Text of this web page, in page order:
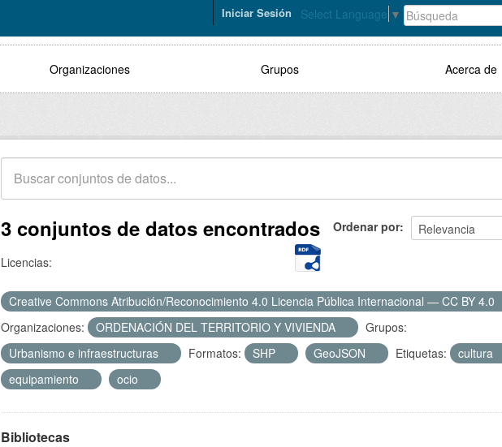
Select Language ▼
Iniciar Sesión
Organizaciones Grupos Acerca de
Ordenar por
3 conjuntos de datos encontrados
Licencias:
Creative Commons Atribución/Reconocimiento 4.0 Licencia Pública Internacional — CC BY 4.0
Organizaciones:
ORDENACIÓN DEL TERRITORIO Y VIVIENDA
Grupos:
Urbanismo e infraestructuras
Formatos: SHP GeoJSON Etiquetas:
cultura
equipamiento
ocio
Bibliotecas